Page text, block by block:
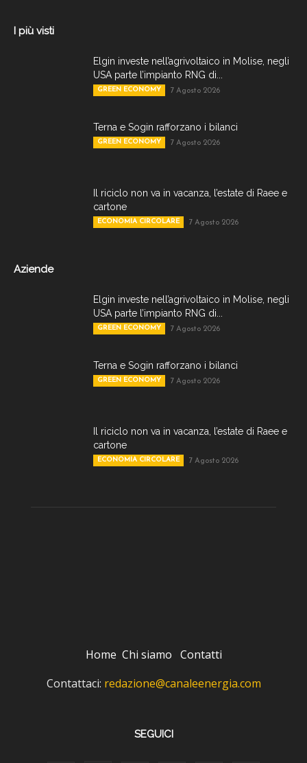
I più visti
Elgin investe nell’agrivoltaico in Molise, negli
USA parte l’impianto RNG di...
GREEN ECONOMY 7 Agosto 2026
Terna e Sogin rafforzano i bilanci
GREEN ECONOMY 7 Agosto 2026
Il riciclo non va in vacanza, l’estate di Raee e
cartone
ECONOMIA CIRCOLARE 7 Agosto 2026
Aziende
Elgin investe nell’agrivoltaico in Molise, negli
USA parte l’impianto RNG di...
GREEN ECONOMY 7 Agosto 2026
Terna e Sogin rafforzano i bilanci
GREEN ECONOMY 7 Agosto 2026
Il riciclo non va in vacanza, l’estate di Raee e
cartone
ECONOMIA CIRCOLARE 7 Agosto 2026
Home Chi siamo Contatti
Contattaci: redazione@canaleenergia.com
SEGUICI